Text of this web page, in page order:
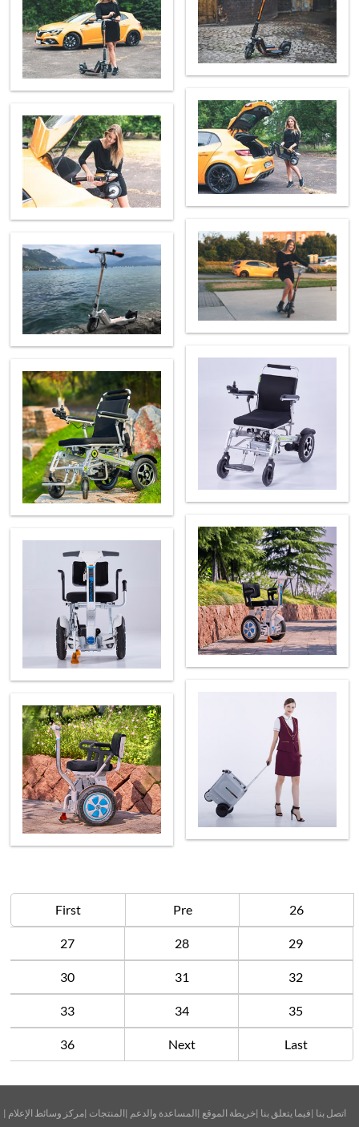
First Pre 26
27 28 29
30 31 32
33 34 35
36 Next Last
اتصل بنا |فيما يتعلق بنا |خريطة الموقع |المساعدة والدعم |المنتجات |مركز وسائط الإعلام |